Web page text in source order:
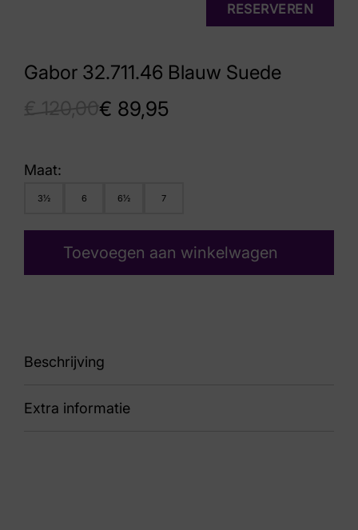
Gabor 32.711.46 Blauw Suede
€ 89,95
RESERVEREN
Maat:
3½ 6 6½ 7
Toevoegen aan winkelwagen
Beschrijving
86
Extra informatie